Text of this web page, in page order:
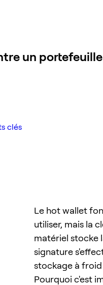
un
clés
Le hot wallet
utiliser, mais la
matériel stocke
signature
stockage à
Pourquoi c'est